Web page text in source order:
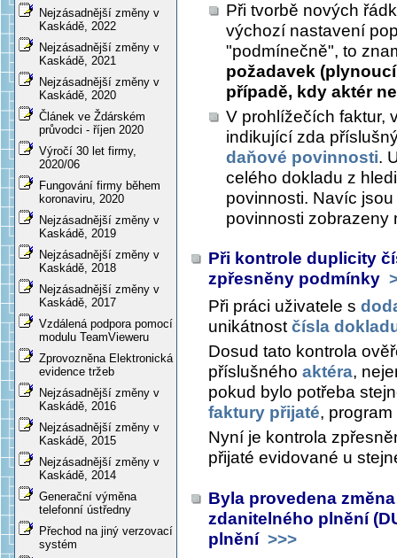
Nejzásadnější změny v
Kaskádě, 2022
Nejzásadnější změny v
Kaskádě, 2021
Nejzásadnější změny v
Kaskádě, 2020
Článek ve Ždárském
průvodci - říjen 2020
Výročí 30 let firmy,
2020/06
Fungování firmy během
koronaviru, 2020
Nejzásadnější změny v
Kaskádě, 2019
Nejzásadnější změny v
Kaskádě, 2018
Nejzásadnější změny v
Kaskádě, 2017
Vzdálená podpora pomocí
modulu TeamVieweru
Zprovozněna Elektronická
evidence tržeb
Nejzásadnější změny v
Kaskádě, 2016
Nejzásadnější změny v
Kaskádě, 2015
Nejzásadnější změny v
Kaskádě, 2014
Generační výměna
telefonní ústředny
Přechod na jiný verzovací
systém
Při tvorbě nových
výchozí nastavení
"podmínečně", to
požadavek
případě, kdy aktér
V prohlížečích faktur,
indikující zda
daňové povinnosti.
celého dokladu z
povinnosti. Navíc
povinnosti zobrazeny
Při kontrole duplicity
zpřesněny podmínky
Při práci uživatele s
unikátnostčísla
Dosud tato kontrola
příslušného aktéra,
pokud bylo potřeba
faktury přijaté,
Nyní je kontrola
přijaté evidované u
Byla provedena
zdanitelného plnění
plnění >>>